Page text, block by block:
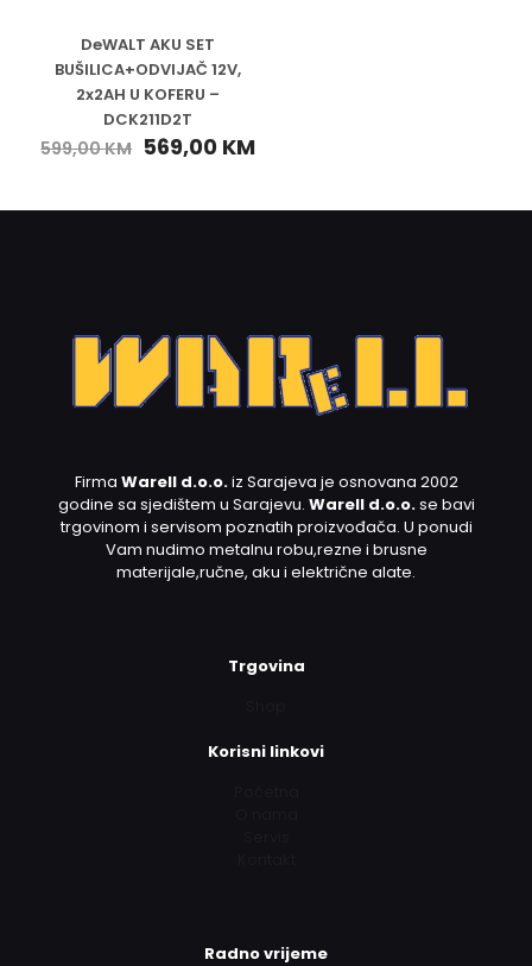
-5%
DeWALT AKU SET
BUŠILICA+ODVIJAČ 12V,
2x2AH U KOFERU –
DCK211D2T
599,00KM 569,00 KM
Firma Warell d.o.o.iz Sarajeva je osnovana 2002
godine sa sjedištem u Sarajevu. Warell d.o.o.se bavi
trgovinom i servisom poznatih proizvođača. U ponudi
Vam nudimo metalnu robu,rezne i brusne
materijale,ručne, aku i električne alate.
Trgovina
Korisni linkovi
Radno vrijeme